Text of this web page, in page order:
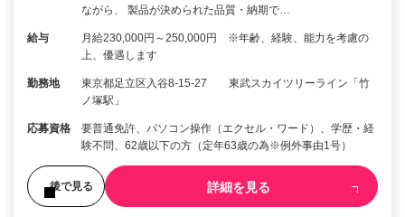
ながら、 製品が決められた品質・納期で…
給与
月給230,000円～250,000円 ※年齢、経験、能力を考慮の
上、優遇します
勤務地
東京都足立区入谷8-15-27 東武スカイツリーライン「竹
ノ塚駅」
応募資格
要普通免許、パソコン操作（エクセル・ワード）、学歴・経
験不問、62歳以下の方（定年63歳の為※例外事由1号）
後で見る 詳細を見る